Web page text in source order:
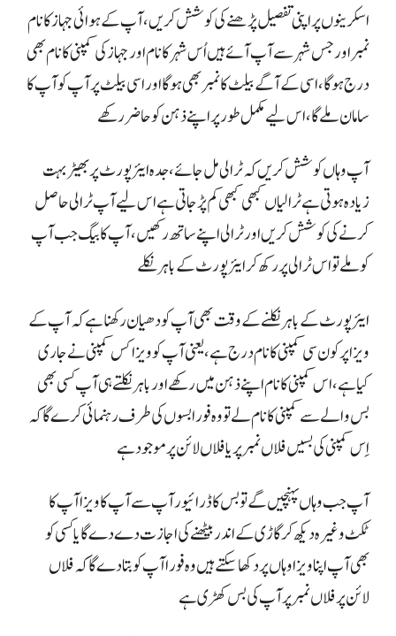
اسکرینوں پر اپنی تفصیل پڑھنے کی کوشش کریں، آپ کے ہوائی جہاز کا نام
نمبر اور جس شہر سے آپ آئے ہیں اُس شہر کا نام اور جہاز کی کمپنی کا نام بھی
درج ہوگا، اسی کے آگے بیلٹ کا نمبر بھی ہوگا اور اسی بیلٹ پر آپ کو آپ کا
سامان ملے گا، اس لیے مکمل طور پر اپنے ذہن کو حاضر رکھے
آپ وہاں کوشش کریں کہ ٹرالی مل جائے، جدہ ایئرپورٹ پر بھیڑ بہت
زیادہ ہوتی ہے ٹرالیاں کبھی کبھی کم پڑ جاتی ہے اس لیے آپ ٹرالی حاصل
کرنے کی کوشش کریں اور ٹرالی اپنے ساتھ رکھیں، آپ کا بیگ جب آپ
کو ملے تو اس ٹرالی پر رکھ کر ایئرپورٹ کے باہر نکلے
ایئرپورٹ کے باہر نکلنے کے وقت بھی آپ کو دھیان رکھنا ہے کہ آپ کے
ویزا پر کون سی کمپنی کا نام درج ہے، یعنی آپ کو ویزا کس کمپنی نے جاری
کیا ہے،اس کمپنی کا نام اپنے ذہن میں رکھے اور باہر نکلتے ہی آپ کسی بھی
بس والے سے کمپنی کا نام لے تو وہ فورا بسوں کی طرف رہنمائی کرے گا کہ
اِس کمپنی کی بسیں فلاں نمبر پر یا فلاں لائن پر موجود ہے
آپ جب وہاں پہنچیں گے تو بس کا ڈرائیور آپ سے آپ کا ویزا آپ کا
ٹکٹ وغیرہ دیکھ کر گاڑی کے اندر بیٹھنے کی اجازت دے دے گا یا کسی کو
بھی آپ اپنا ویزا وہاں پر دکھا سکتے ہیں وہ فورا آپ کو بتا دے گا کہ فلاں
لائن پر فلاں نمبر پر آپ کی بس کھڑی ہے